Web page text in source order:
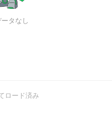
タなし
ロード済み